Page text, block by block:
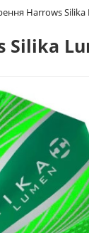
Harrows Silika
Silika